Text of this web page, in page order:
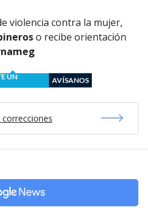
violencia contra la mujer,
o recibe orientación
UN
AVÍSANOS
correcciones